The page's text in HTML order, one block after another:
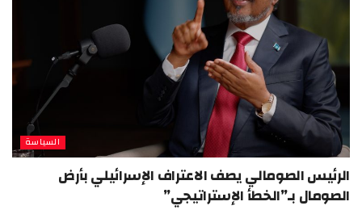
السياسة
الرئيس الصومالي يصف الاعتراف الإسرائيلي بأرض
الصومال بـ”الخطأ الإستراتيجي”